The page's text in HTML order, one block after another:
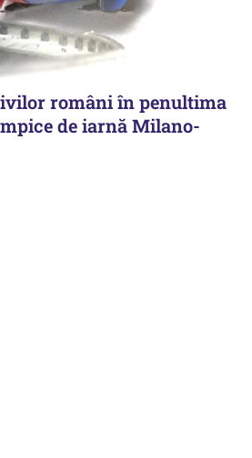
români în penultima
de iarnă Milano-